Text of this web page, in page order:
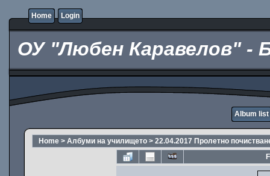
Home Login
ОУ "Любен Каравелов" -
Album list
Home > Албуми на училището > 22.04.2017 Пролетно